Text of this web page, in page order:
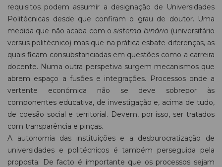
requisitos podem assumir a designação de Universidades
Politécnicas desde que confiram o grau de doutor. Uma
medida que não acaba com osistema binário (universitário
versus politécnico) mas que na prática esbate diferenças, as
quais ficam consubstanciadas em questões como a carreira
docente. Numa outra perspetiva surgem mecanismos que
abrem espaço a fusões e integrações. Processos onde a
vertente económica não se deve sobrepor às
componentes educativa, de investigação e, acima de tudo,
de coesão social e territorial. Devem, por isso, ser tratados
com transparência e pinças.
A autonomia das instituições e a desburocratização de
universidades e politécnicos é também perseguida pela
proposta. De facto é importante que os processos sejam